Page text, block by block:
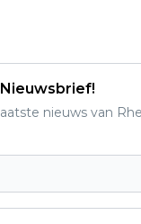
nieuws van